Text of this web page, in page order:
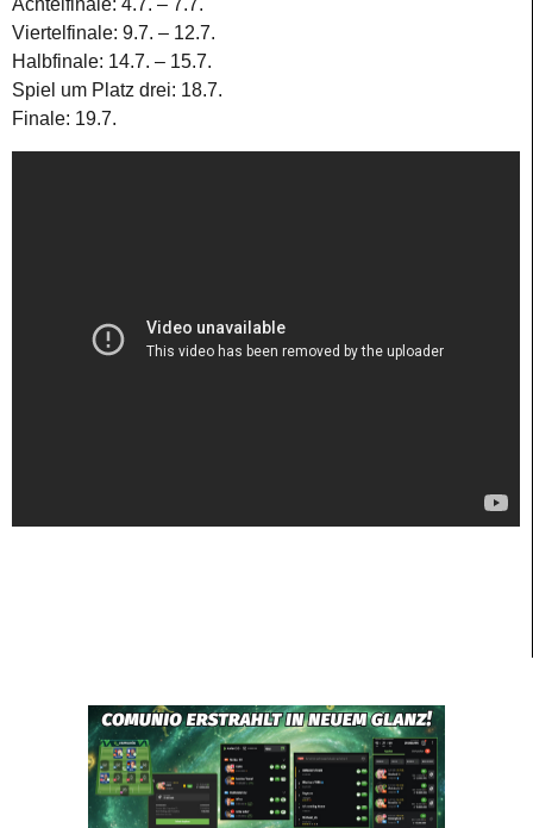
Viertelfinale: 9.7. – 12.7.
Halbfinale: 14.7. – 15.7.
Spiel um Platz drei: 18.7.
Finale: 19.7.